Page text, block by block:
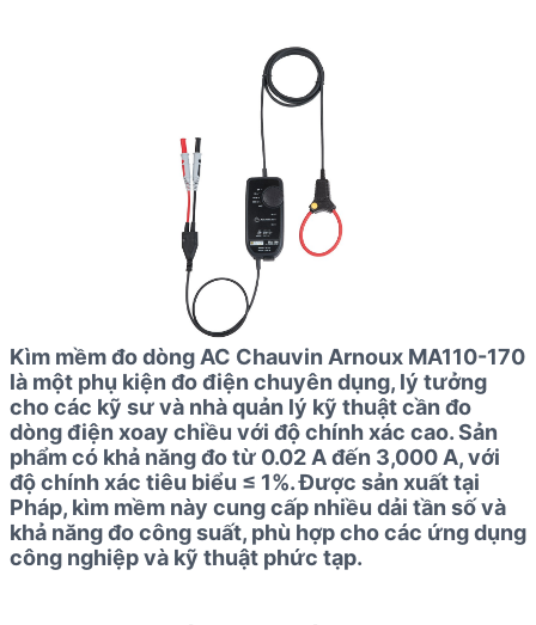
Kìm mềm đo dòng AC Chauvin Arnoux MA110-170
là một phụ kiện đo điện chuyên dụng, lý tưởng
cho các kỹ sư và nhà quản lý kỹ thuật cần đo
dòng điện xoay chiều với độ chính xác cao. Sản
phẩm có khả năng đo từ 0.02 A đến 3,000 A, với
độ chính xác tiêu biểu ≤ 1%. Được sản xuất tại
Pháp, kìm mềm này cung cấp nhiều dải tần số và
khả năng đo công suất, phù hợp cho các ứng dụng
công nghiệp và kỹ thuật phức tạp.